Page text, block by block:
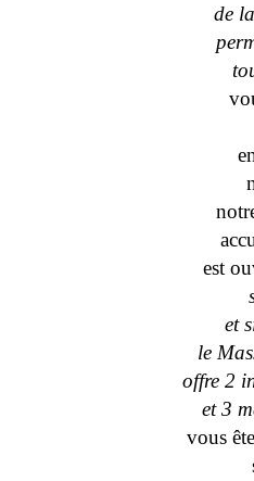
de
est
et
le
offre 2
et 3
vous